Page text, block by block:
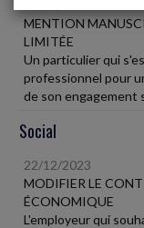
MENTION
LIMITÉE
Un particulier qui
professionnel pour
de son engagement
Social
22/12/2023
MODIFIER LE
ÉCONOMIQUE
L'employeur qui